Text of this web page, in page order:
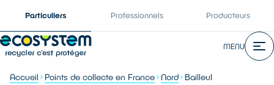
Particuliers Professionnels Producteurs
MENU
Accueil Points de collecte en France Nord Bailleul